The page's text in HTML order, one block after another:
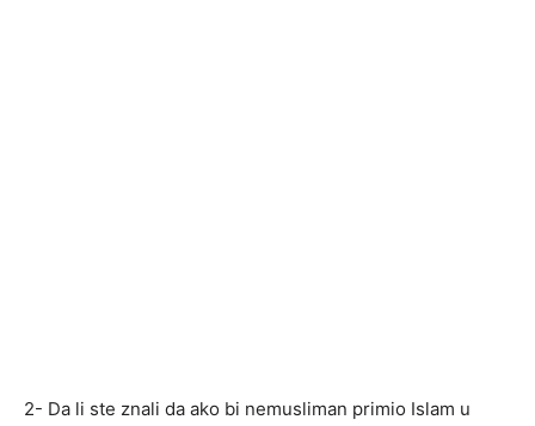
2- Da li ste znali da ako bi nemusliman primio Islam u